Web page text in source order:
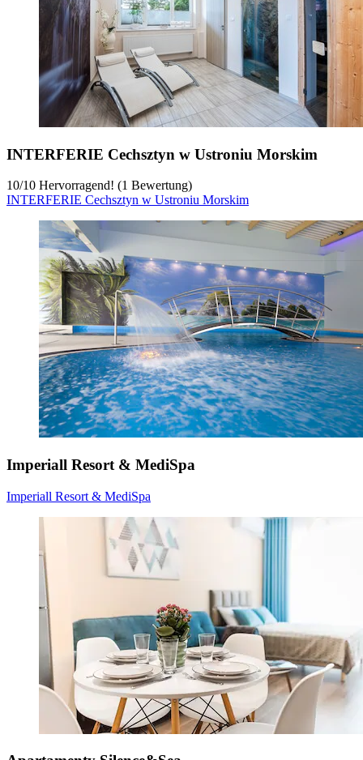
INTERFERIE Cechsztyn w Ustroniu Morskim
10/10 Hervorragend! (1 Bewertung)
INTERFERIE Cechsztyn w Ustroniu Morskim
Imperiall Resort & MediSpa
Imperiall Resort & MediSpa